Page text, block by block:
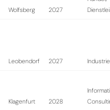
Wolfsberg 2027
Leobendorf 2027 Industrie
Klagenfurt 2028